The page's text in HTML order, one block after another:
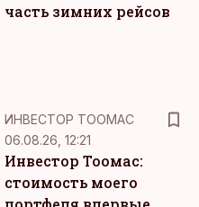
часть зимних рейсов
ИНВЕСТОР ТООМАС
06.08.26, 12:21
Инвестор Тоомас:
стоимость моего